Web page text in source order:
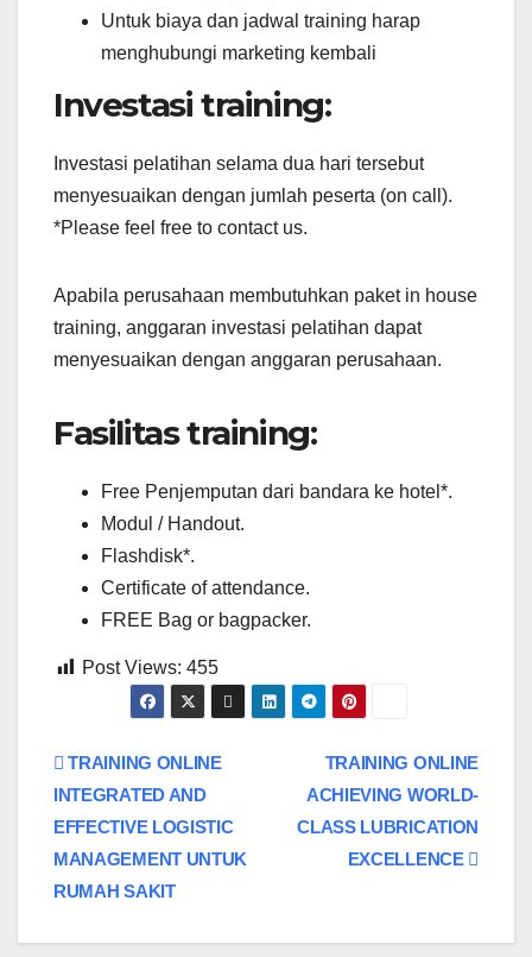
Untuk biaya dan jadwal training harap
menghubungi marketing kembali
Investasi training:
Investasi pelatihan selama dua hari tersebut
menyesuaikan dengan jumlah peserta (on call).
*Please feel free to contact us.
Apabila perusahaan membutuhkan paket in house
training, anggaran investasi pelatihan dapat
menyesuaikan dengan anggaran perusahaan.
Fasilitas training:
Free Penjemputan dari bandara ke hotel*.
Modul / Handout.
Flashdisk*.
Certificate of attendance.
FREE Bag or bagpacker.
Post Views: 455
Post
navigation
TRAINING ONLINE
ACHIEVING WORLD-
CLASS LUBRICATION
EXCELLENCE
TRAINING ONLINE
INTEGRATED AND
EFFECTIVE LOGISTIC
MANAGEMENT UNTUK
RUMAH SAKIT